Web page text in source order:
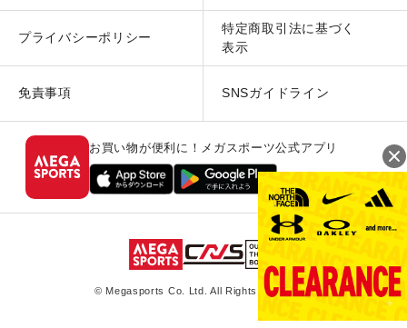
プライバシーポリシー
特定商取引法に基づく
表示
免責事項 SNSガイドライン
お買い物が便利に！メガスポーツ公式アプリ
© Megasports Co. Ltd. All Rights Reserved.